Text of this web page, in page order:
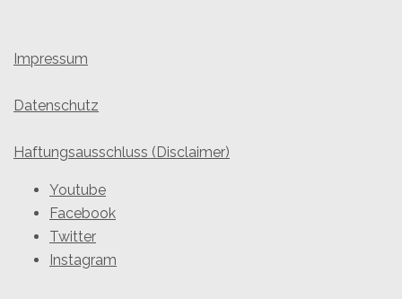
Impressum
Datenschutz
Haftungsausschluss (Disclaimer)
Youtube
Facebook
Twitter
Instagram